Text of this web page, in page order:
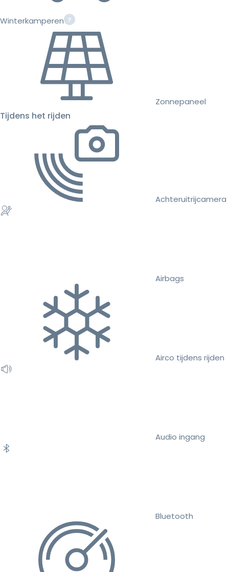
Winterkamperen
Zonnepaneel
Tijdens het rijden
Achteruitrijcamera
Airbags
Airco tijdens rijden
Audio ingang
Bluetooth